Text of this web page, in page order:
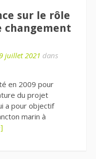
sur le rôle
changement
juillet 2021 dans
en 2009 pour
du projet
a pour objectif
marin à